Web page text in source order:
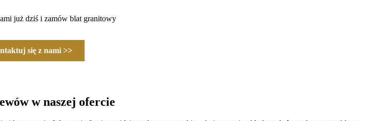
już dziś i zamów blat granitowy
się z nami >>
w naszej ofercie